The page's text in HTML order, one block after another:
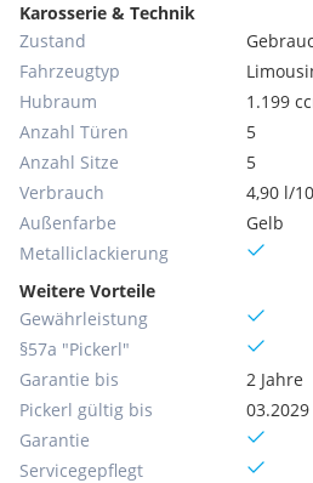
Karosserie & Technik
Zustand
Fahrzeugtyp
Hubraum
1.199
Anzahl Türen
5
Anzahl Sitze
5
Verbrauch
4,90 l/
Außenfarbe
Gelb
Metallic­lackierung
Weitere Vorteile
Gewährleistung
§57a "Pickerl"
Garantie bis
2 Jahre
Pickerl gültig bis
03.2029
Garantie
Servicegepflegt